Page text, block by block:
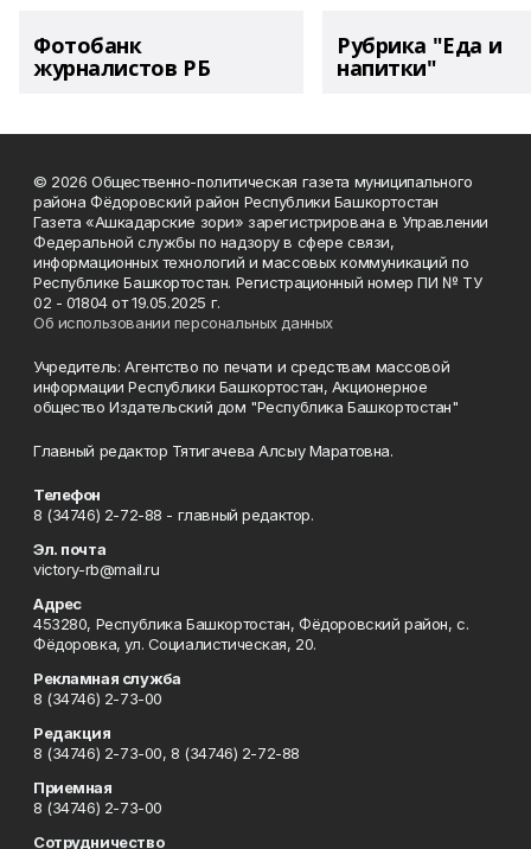
Фотобанк
журналистов РБ
Рубрика "Еда и
напитки"
© 2026 Общественно-политическая газета муниципального
района Фёдоровский район Республики Башкортостан
Газета «Ашкадарские зори» зарегистрирована в Управлении
Федеральной службы по надзору в сфере связи,
информационных технологий и массовых коммуникаций по
Республике Башкортостан. Регистрационный номер ПИ № ТУ
02 - 01804 от 19.05.2025 г.
Об использовании персональных данных
Учредитель: Агентство по печати и средствам массовой
информации Республики Башкортостан, Акционерное
общество Издательский дом "Республика Башкортостан"
Главный редактор Тятигачева Алсыу Маратовна.
Телефон
8 (34746) 2-72-88 - главный редактор.
Эл. почта
victory-rb@mail.ru
Адрес
453280, Республика Башкортостан, Фёдоровский район, с.
Фёдоровка, ул. Социалистическая, 20.
Рекламная служба
8 (34746) 2-73-00
Редакция
8 (34746) 2-73-00, 8 (34746) 2-72-88
Приемная
8 (34746) 2-73-00
Сотрудничество